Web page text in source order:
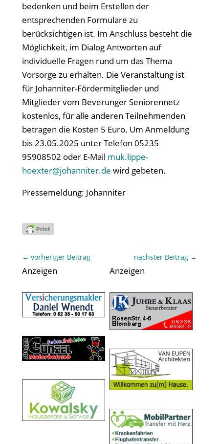
bedenken und beim Erstellen der
entsprechenden Formulare zu
berücksichtigen ist. Im Anschluss besteht die
Möglichkeit, im Dialog Antworten auf
individuelle Fragen rund um das Thema
Vorsorge zu erhalten. Die Veranstaltung ist
für Johanniter-Fördermitglieder und
Mitglieder vom Beverunger Seniorennetz
kostenlos, für alle anderen Teilnehmenden
betragen die Kosten 5 Euro. Um Anmeldung
bis 23.05.2025 unter Telefon 05235
95908502 oder E-Mail muk.lippe-
hoexter@johanniter.de wird gebeten.
Pressemeldung: Johanniter
← vorheriger Beitrag nächster Beitrag →
Anzeigen Anzeigen